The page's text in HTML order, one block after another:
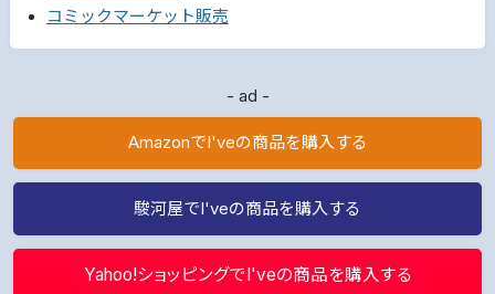
コミックマーケット販売
- ad -
AmazonでI'veの商品を購入する
駿河屋でI'veの商品を購入する
Yahoo!ショッピングでI'veの商品を購入する